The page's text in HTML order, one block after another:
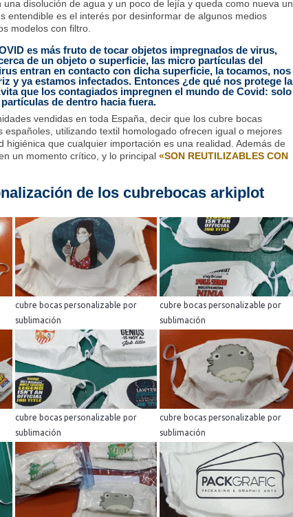
disolución de agua y un poco de lejía y queda como nueva un
entendible es el interés por desinformar de algunos medios
modelos con filtro.
es más fruto de tocar objetos impregnados de virus,
de un objeto o superficie, las micro partículas del
entran en contacto con dicha superficie, la tocamos, nos
y ya estamos infectados. Entonces ¿de qué nos protege la
que los contagiados impregnen el mundo de Covid: solo
de dentro hacia fuera.
vendidas en toda España, decir que los cubre bocas
españoles, utilizando textil homologado ofrecen igual o mejores
higiénica que cualquier importación es una realidad. Además de
un momento crítico, y lo principal «SON REUTILIZABLES CON
de los cubrebocas arkiplot
cubre bocas personalizable por
sublimación
cubre bocas personalizable por
sublimación
cubre bocas personalizable por
sublimación
cubre bocas personalizable por
sublimación